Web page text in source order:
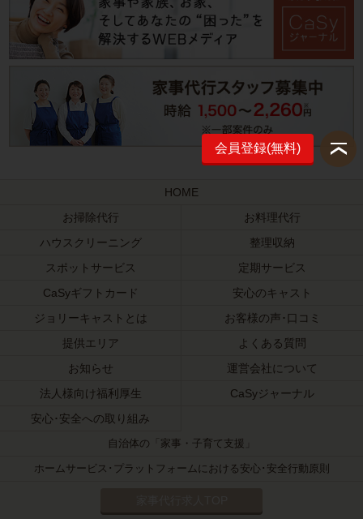
会員登録(無料)
HOME
お掃除代行
お料理代行
ハウスクリーニング
整理収納
スポットサービス
定期サービス
CaSyギフトカード
安心のキャスト
ジョリーキャストとは
お客様の声･口コミ
提供エリア
よくある質問
お知らせ
運営会社について
法人様向け福利厚生
CaSyジャーナル
安心･安全への取り組み
自治体の「家事・子育て支援」
ホームサービス･プラットフォームにおける安心･安全行動原則